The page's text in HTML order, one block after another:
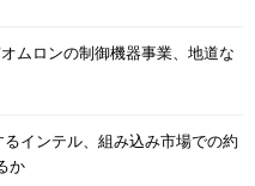
ムロンの制御機器事業、地道な
インテル、組み込み市場での約
か